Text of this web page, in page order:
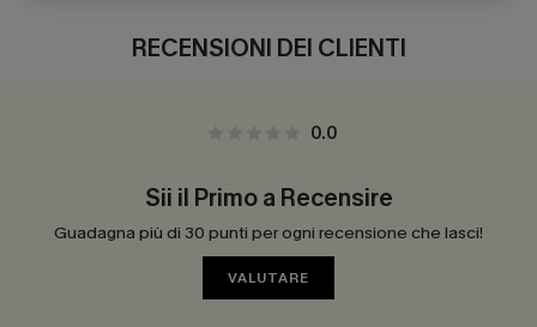
RECENSIONI DEI CLIENTI
0.0
Sii il Primo a Recensire
Guadagna più di 30 punti per ogni recensione che lasci!
VALUTARE